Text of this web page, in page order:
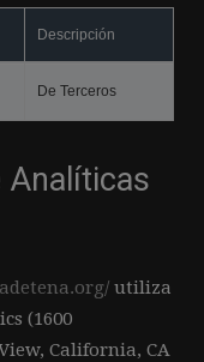
Descripción
De Terceros
Analíticas
utiliza
(1600
California, CA